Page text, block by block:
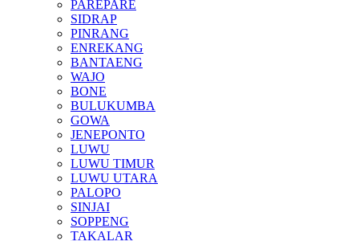
PAREPARE
SIDRAP
PINRANG
ENREKANG
BANTAENG
WAJO
BONE
BULUKUMBA
GOWA
JENEPONTO
LUWU
LUWU TIMUR
LUWU UTARA
PALOPO
SINJAI
SOPPENG
TAKALAR